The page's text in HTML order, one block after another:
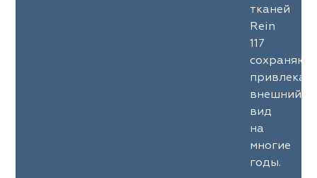
тканей
Rein
117
сохраняют
внешний
вид
на
многие
годы.